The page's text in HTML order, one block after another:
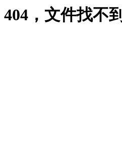
404，文件找不到